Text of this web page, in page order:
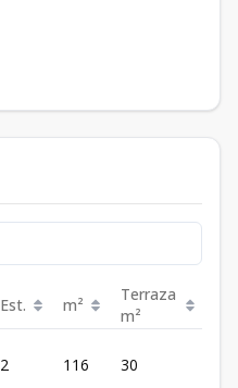
Est. m²
Terraza
m²
2 116 30